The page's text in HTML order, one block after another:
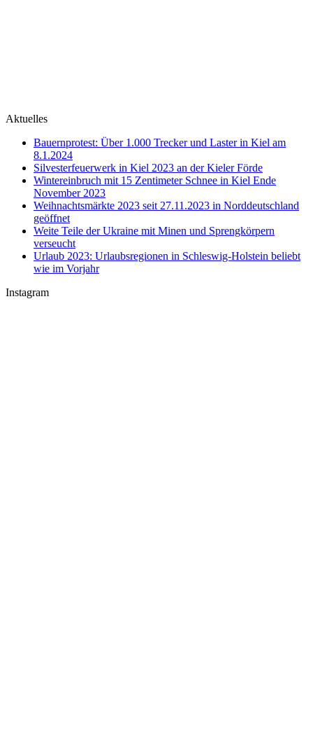
Aktuelles
Bauernprotest: Über 1.000 Trecker und Laster in Kiel am
8.1.2024
Silvesterfeuerwerk in Kiel 2023 an der Kieler Förde
Wintereinbruch mit 15 Zentimeter Schnee in Kiel Ende
November 2023
Weihnachtsmärkte 2023 seit 27.11.2023 in Norddeutschland
geöffnet
Weite Teile der Ukraine mit Minen und Sprengkörpern
verseucht
Urlaub 2023: Urlaubsregionen in Schleswig-Holstein beliebt
wie im Vorjahr
Instagram